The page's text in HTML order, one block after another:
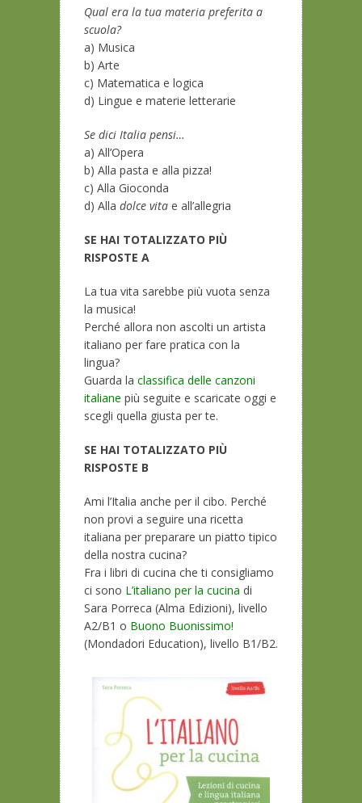
Qual era la tua materia preferita a
scuola?
a) Musica
b) Arte
c) Matematica e logica
d) Lingue e materie letterarie
Se dici Italia pensi…
a) All’Opera
b) Alla pasta e alla pizza!
c) Alla Gioconda
d) Alla dolce vita e all’allegria
SE HAI TOTALIZZATO PIÙ
RISPOSTE A
La tua vita sarebbe più vuota senza
la musica!
Perché allora non ascolti un artista
italiano per fare pratica con la
lingua?
Guarda la classifica delle canzoni
italiane più seguite e scaricate oggi e
scegli quella giusta per te.
SE HAI TOTALIZZATO PIÙ
RISPOSTE B
Ami l’Italia anche per il cibo. Perché
non provi a seguire una ricetta
italiana per preparare un piatto tipico
della nostra cucina?
Fra i libri di cucina che ti consigliamo
ci sono L’italiano per la cucina di
Sara Porreca (Alma Edizioni), livello
A2/B1 o Buono Buonissimo!
(Mondadori Education), livello B1/B2.